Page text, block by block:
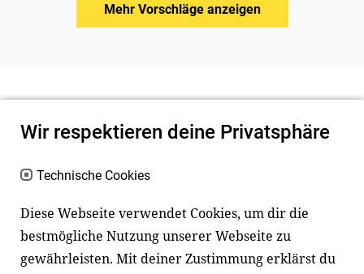
Mehr Vorschläge anzeigen
Newsletter
Wir respektieren deine Privatsphäre
Technische Cookies
Diese Webseite verwendet Cookies, um dir die
bestmögliche Nutzung unserer Webseite zu
gewährleisten. Mit deiner Zustimmung erklärst du